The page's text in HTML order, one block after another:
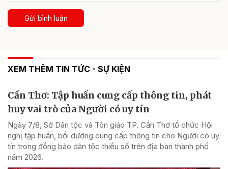
Gửi bình luận
XEM THÊM TIN TỨC - SỰ KIỆN
Cần Thơ: Tập huấn cung cấp thông tin, phát
huy vai trò của Người có uy tín
Ngày 7/8, Sở Dân tộc và Tôn giáo TP. Cần Thơ tổ chức Hội
nghị tập huấn, bồi dưỡng cung cấp thông tin cho Người có uy
tín trong đồng bào dân tộc thiểu số trên địa bàn thành phố
năm 2026.